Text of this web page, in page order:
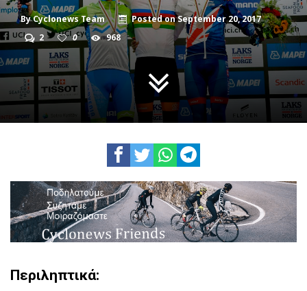
ByCyclonews Team Posted onSeptember 20, 2017
2
0 968
Περιληπτικά: